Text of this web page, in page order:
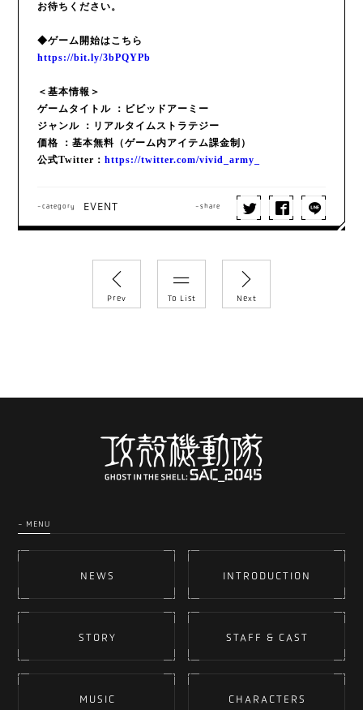
お待ちください。
◆ゲーム開始はこちら
https://bit.ly/3bPQYPb
＜基本情報＞
ゲームタイトル ：ビビッドアーミー
ジャンル ：リアルタイムストラテジー
価格 ：基本無料（ゲーム内アイテム課金制）
公式Twitter： https://twitter.com/vivid_army_
-category EVENT -share
Prev To List Next
- MENU
NEWS INTRODUCTION
STORY STAFF & CAST
MUSIC CHARACTERS